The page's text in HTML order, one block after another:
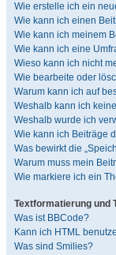
Wie erstelle ich ein
Wie kann ich einen
Wie kann ich meinem
Wie kann ich eine
Wieso kann ich nicht
Wie bearbeite oder
Warum kann ich auf
Weshalb kann ich
Weshalb wurde ich
Wie kann ich Beiträge
Was bewirkt die
Warum muss mein
Wie markiere ich ein
Textformatierung und
Was ist BBCode?
Kann ich HTML
Was sind Smilies?